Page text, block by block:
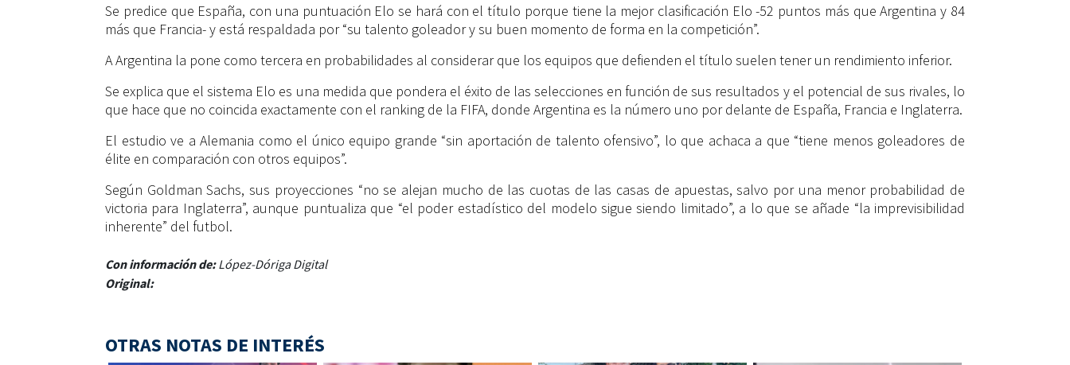
Se predice que España, con una puntuación Elo se hará con el título porque tiene la mejor clasificación Elo -52 puntos más que Argentina y 84
más que Francia- y está respaldada por “su talento goleador y su buen momento de forma en la competición”.
A Argentina la pone como tercera en probabilidades al considerar que los equipos que defienden el título suelen tener un rendimiento inferior.
Se explica que el sistema Elo es una medida que pondera el éxito de las selecciones en función de sus resultados y el potencial de sus rivales, lo
que hace que no coincida exactamente con el ranking de la FIFA, donde Argentina es la número uno por delante de España, Francia e Inglaterra.
El estudio ve a Alemania como el único equipo grande “sin aportación de talento ofensivo”, lo que achaca a que “tiene menos goleadores de
élite en comparación con otros equipos”.
Según Goldman Sachs, sus proyecciones “no se alejan mucho de las cuotas de las casas de apuestas, salvo por una menor probabilidad de
victoria para Inglaterra”, aunque puntualiza que “el poder estadístico del modelo sigue siendo limitado”, a lo que se añade “la imprevisibilidad
inherente” del futbol.
Con información de:López-Dóriga Digital
Original:
OTRAS NOTAS DE INTERÉS